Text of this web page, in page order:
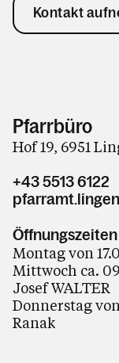
Kontakt
Pfarrbüro
Hof 19, 6951
+43 5513 6122
Öffnungszeiten
Montag von
Mittwoch ca.
Josef WALTER
Donnerstag
Ranak